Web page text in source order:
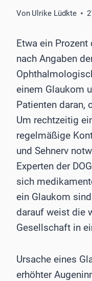
Von Ulrike Lüdkte
Etwa ein
nach Angaben
einem Glaukom
Patienten daran,
Um rechtzeitig
regelmäßige
und Sehnerv
Experten der
sich
ein Glaukom
darauf weist die
Gesellschaft in
Ursache eines
erhöhter